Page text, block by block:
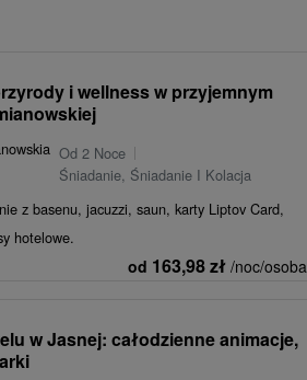
i wellness w przyjemnym
Od 2 Noce
Śniadanie, Śniadanie I Kolacja
z basenu, jacuzzi, saun, karty Liptov Card,
hotelowe.
od 163,98zł /noc/osoba
w Jasnej: całodzienne animacje,